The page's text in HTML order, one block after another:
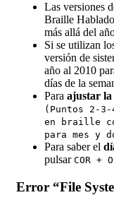
Las versiones
Braille
más allá del
Si se utilizan
versión de
año al 2010
días de la
Para ajustar la
(Puntos 2-
en braille
para mes y
Para saber el
pulsar COR +
Error “File